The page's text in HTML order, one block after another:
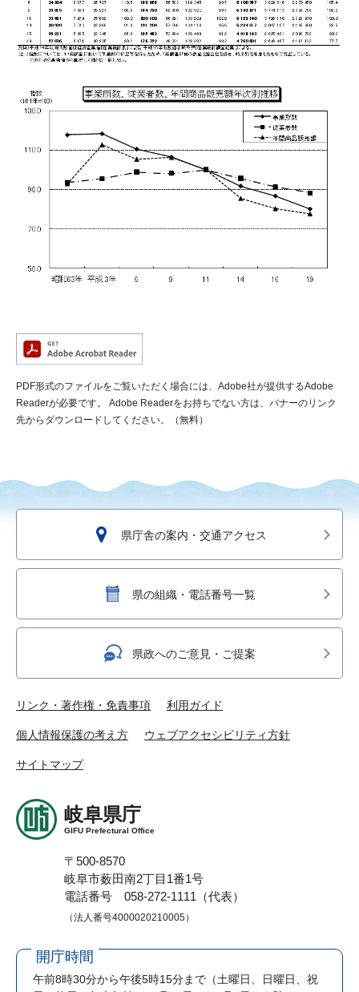
PDF形式のファイルをご覧いただく場合には、Adobe社が提供するAdobe
Readerが必要です。
Adobe Readerをお持ちでない方は、バナーのリンク
先からダウンロードしてください。（無料）
県庁舎の案内・交通アクセス
県の組織・電話番号一覧
県政へのご意見・ご提案
リンク・著作権・免責事項 利用ガイド
個人情報保護の考え方 ウェブアクセシビリティ方針
サイトマップ
岐阜県庁
GIFU Prefectural Office
〒500-8570
岐阜市薮田南2丁目1番1号
電話番号 058-272-1111（代表）
（法人番号4000020210005）
開庁時間
午前8時30分から午後5時15分まで （土曜日、日曜日、祝